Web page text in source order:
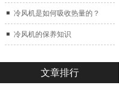
冷风机是如何吸收热量的？
冷风机的保养知识
文章排行